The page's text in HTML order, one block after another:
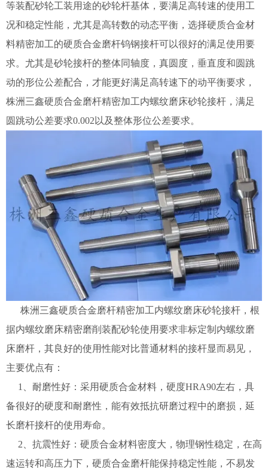
等装配砂轮工装用途的砂轮杆基体，要满足高转速的使用工
况和稳定性能，尤其是高转数的动态平衡，选择硬质合金材
料精密加工的硬质合金磨杆钨钢接杆可以很好的满足使用要
求。尤其是砂轮接杆的整体同轴度，真圆度，垂直度和圆跳
动的形位公差配合，才能更好满足高转速下的动平衡要求，
株洲三鑫硬质合金磨杆精密加工内螺纹磨床砂轮接杆，满足
圆跳动公差要求0.002以及整体形位公差要求。
株洲三鑫硬质合金磨杆精密加工内螺纹磨床砂轮接杆，根
据内螺纹磨床精密磨削装配砂轮使用要求非标定制内螺纹磨
床磨杆，其良好的使用性能对比普通材料的接杆显而易见，
主要优点有：
1、耐磨性好：采用硬质合金材料，硬度HRA90左右，具
备很好的硬度和耐磨性，能有效抵抗研磨过程中的磨损，延
长磨杆接杆的使用寿命。
2、抗震性好：硬质合金材料密度大，物理钢性稳定，在高
速运转和高压力下，硬质合金磨杆能保持稳定性能，不易发